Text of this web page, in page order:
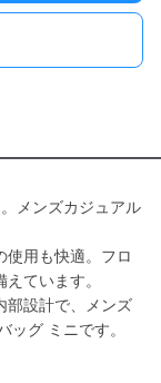
メンズカジュアル
使用も快適。フロ
ています。
部設計で、メンズ
ッグ ミニです。